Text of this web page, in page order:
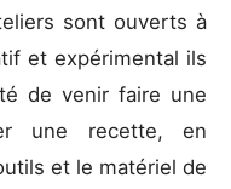
sont ouverts à
et expérimental ils
de venir faire une
une recette, en
et le matériel de